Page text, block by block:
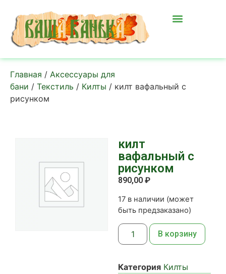
Главная / Аксессуары для
бани / Текстиль / Килты / килт вафальный с
рисунком
килт
вафальный с
рисунком
890,00 ₽
17 в наличии (может
быть предзаказано)
В корзину
Категория Килты